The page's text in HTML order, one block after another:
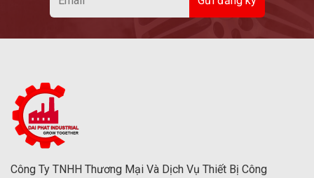
Công Ty TNHH Thương Mại Và Dịch Vụ Thiết Bị Công